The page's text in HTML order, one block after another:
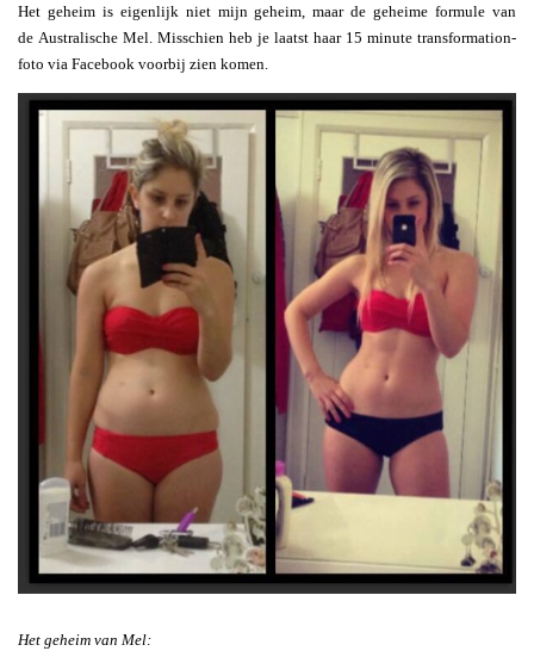
Het geheim is eigenlijk niet mijn geheim, maar de geheime formule van
de Australische Mel. Misschien heb je laatst haar 15 minute transformation-
foto via Facebook voorbij zien komen.
Het geheim van Mel: